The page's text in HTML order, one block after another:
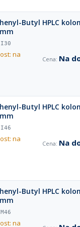
Butyl HPLC
na
Na
Butyl HPLC
na
Na
Butyl HPLC
na